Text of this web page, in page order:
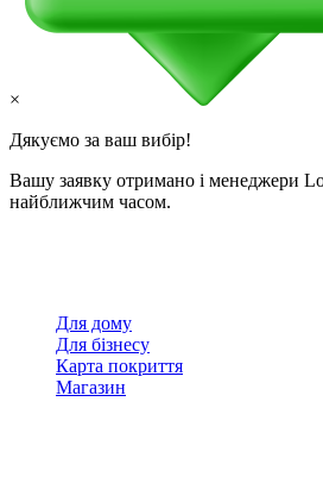
×
Дякуємо за ваш вибір!
Вашу заявку отримано і менеджери
найближчим часом.
Для дому
Для бізнесу
Карта покриття
Магазин